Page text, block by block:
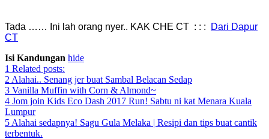
Tada …… Ini lah orang nyer.. KAK CHE CT : : :
Dari Dapur
CT
Isi Kandungan hide
1 Related posts:
2 Alahai.. Senang jer buat Sambal Belacan Sedap
3 Vanilla Muffin with Corn & Almond~
4 Jom join Kids Eco Dash 2017 Run! Sabtu ni kat Menara Kuala
Lumpur
5 Alahai sedapnya! Sagu Gula Melaka | Resipi dan tips buat cantik
terbentuk.